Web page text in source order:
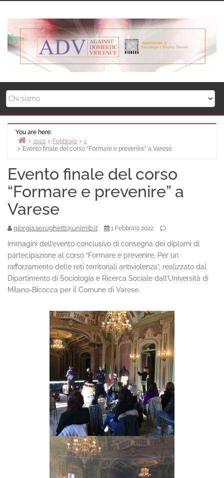
content
You are here:
Home
2022 Febbraio
1
Evento finale del corso “Formare e prevenire” a Varese
Evento finale del corso
“Formare e prevenire” a
Varese
giorgia.serughetti@unimib.it 1 Febbraio 2022
Immagini dell’evento conclusivo di consegna dei diplomi di
partecipazione al corso “Formare e prevenire. Per un
rafforzamento delle reti territoriali antiviolenza”, realizzato dal
Dipartimento di Sociologia e Ricerca Sociale dall’Università di
Milano-Bicocca per il Comune di Varese.